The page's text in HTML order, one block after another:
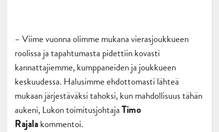
– Viime vuonna olimme mukana vierasjoukkueen
roolissa ja tapahtumasta pidettiin kovasti
kannattajiemme, kumppaneiden ja joukkueen
keskuudessa. Halusimme ehdottomasti lähteä
mukaan järjestäväksi tahoksi, kun mahdollisuus tähän
aukeni, Lukon toimitusjohtajaTimo
Rajalakommentoi.